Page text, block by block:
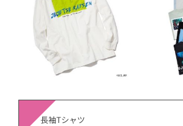
長袖Tシャツ